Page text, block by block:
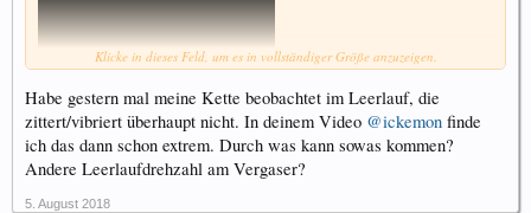
Klicke in dieses Feld, um es in vollständiger Größe anzuzeigen.
Habe gestern mal meine Kette beobachtet im Leerlauf, die
zittert/vibriert überhaupt nicht. In deinem Video @ickemon finde
ich das dann schon extrem. Durch was kann sowas kommen?
Andere Leerlaufdrehzahl am Vergaser?
5. August 2018